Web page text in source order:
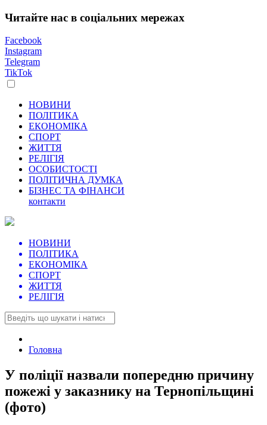
Читайте нас в соціальних мережах
Facebook
Instagram
Telegram
TikTok
НОВИНИ
ПОЛІТИКА
ЕКОНОМІКА
СПОРТ
ЖИТТЯ
РЕЛІГІЯ
ОСОБИСТОСТІ
ПОЛІТИЧНА ДУМКА
БІЗНЕС ТА ФІНАНСИ
контакти
НОВИНИ
ПОЛІТИКА
ЕКОНОМІКА
СПОРТ
ЖИТТЯ
РЕЛІГІЯ
Головна
У поліції назвали попередню причину
пожежі у заказнику на Тернопільщині
(фото)